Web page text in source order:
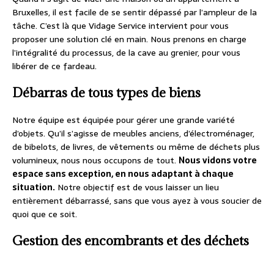
Bruxelles, il est facile de se sentir dépassé par l’ampleur de la
tâche. C’est là que Vidage Service intervient pour vous
proposer une solution clé en main. Nous prenons en charge
l’intégralité du processus, de la cave au grenier, pour vous
libérer de ce fardeau.
Débarras de tous types de biens
Notre équipe est équipée pour gérer une grande variété
d’objets. Qu’il s’agisse de meubles anciens, d’électroménager,
de bibelots, de livres, de vêtements ou même de déchets plus
volumineux, nous nous occupons de tout. Nous vidons votre
espace sans exception, en nous adaptant à chaque
situation. Notre objectif est de vous laisser un lieu
entièrement débarrassé, sans que vous ayez à vous soucier de
quoi que ce soit.
Gestion des encombrants et des déchets